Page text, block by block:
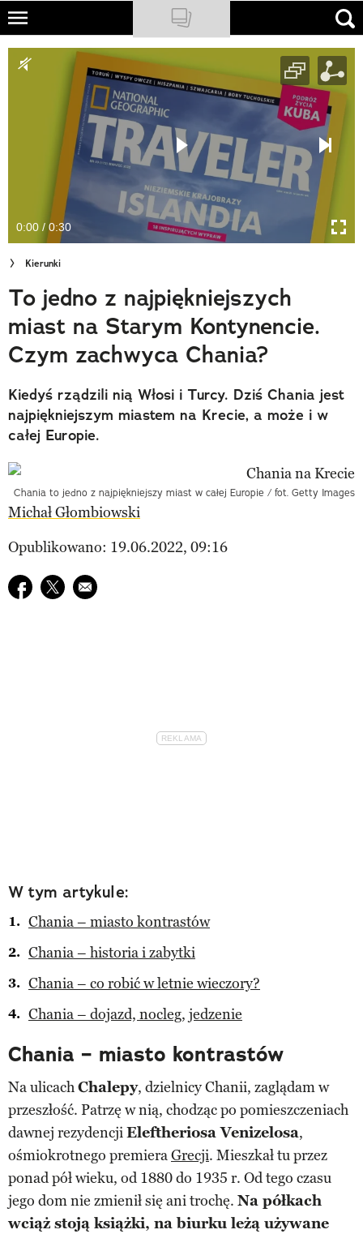
Skip
main
NATIONAL GEOGRAPHIC
TRAVELER
PODCASTY
Newsletter
Cuda Polski
Wielki Konkurs Fotograficzny
Trendbook Podróżniczy
Polecane
0:00 / 0:30
Kierunki
To jedno z najpiękniejszych
miast na Starym Kontynencie.
Czym zachwyca Chania?
Kiedyś rządzili nią Włosi i Turcy. Dziś Chania jest
najpiękniejszym miastem na Krecie, a może i w
całej Europie.
Chania to jedno z najpiękniejszy miast w całej Europie / fot. Getty Images
Michał Głombiowski
Opublikowano: 19.06.2022, 09:16
Udostępnij na facebook
Udostępnij na twitter
E-mail do przyjaciela
W tym artykule:
Chania – miasto kontrastów
Chania – historia i zabytki
Chania – co robić w letnie wieczory?
Chania – dojazd, nocleg, jedzenie
Chania – miasto kontrastów
Na ulicachChalepy, dzielnicy Chanii, zaglądam w
przeszłość. Patrzę w nią, chodząc po pomieszczeniach
dawnej rezydencjiEleftheriosa Venizelosa,
ośmiokrotnego premieraGrecji. Mieszkał tu przez
ponad pół wieku, od 1880 do 1935 r. Od tego czasu
jego dom nie zmienił się ani trochę. Na półkach
wciąż stoją książki, na biurku leżą używane